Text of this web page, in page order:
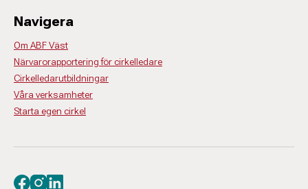
Navigera
Om ABF Väst
Närvarorapportering för cirkelledare
Cirkelledarutbildningar
Våra verksamheter
Starta egen cirkel
Besök oss på facebook
Besök oss på instagram
Besök oss på linkedin